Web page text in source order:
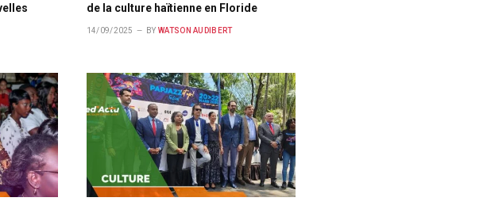
de la culture haïtienne en Floride
14/09/2025 BY WATSON AUDIBERT